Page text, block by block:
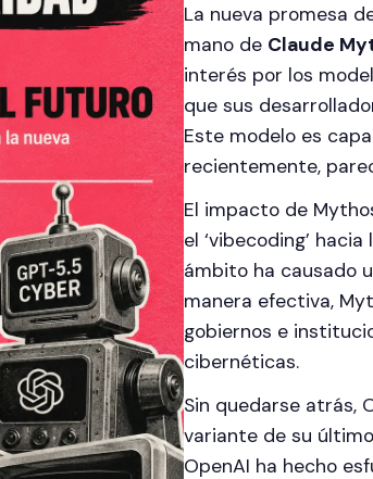
La nueva promesa
mano de Claude
interés por los
que sus
Este modelo es
recientemente,
El impacto de
el ‘vibecoding’
ámbito ha causado
manera efectiva,
gobiernos e
cibernéticas.
Sin quedarse atrás,
variante de su
OpenAI ha hecho